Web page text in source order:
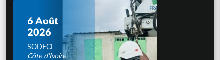
6 Août
2026
SODECI
Côte d'Ivoire